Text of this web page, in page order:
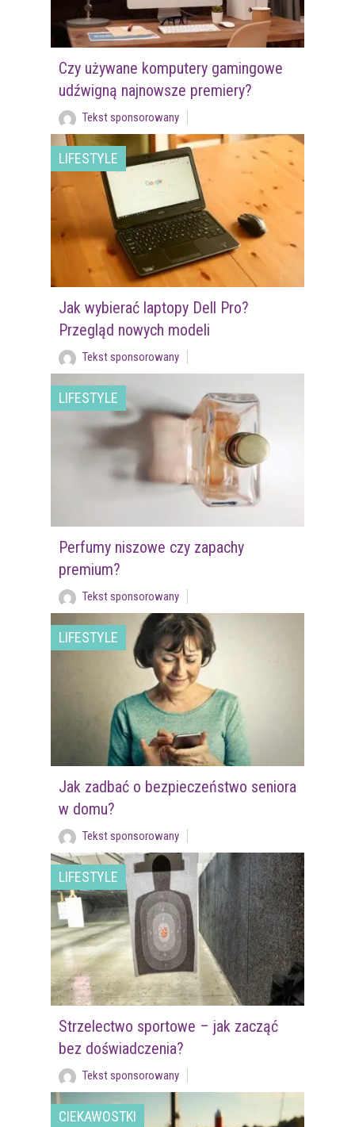
Czy używane komputery gamingowe
udźwigną najnowsze premiery?
Tekst sponsorowany
LIFESTYLE
Jak wybierać laptopy Dell Pro?
Przegląd nowych modeli
Tekst sponsorowany
LIFESTYLE
Perfumy niszowe czy zapachy
premium?
Tekst sponsorowany
LIFESTYLE
Jak zadbać o bezpieczeństwo seniora
w domu?
Tekst sponsorowany
LIFESTYLE
Strzelectwo sportowe – jak zacząć
bez doświadczenia?
Tekst sponsorowany
CIEKAWOSTKI